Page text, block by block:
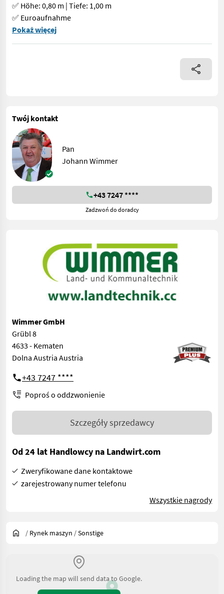
✅ Höhe: 0,80 m | Tiefe: 1,00 m
✅ Euroaufnahme
Robuste und leistungsstarke Hochkippschaufel – ideal für
Pokaż więcej
Twój kontakt
Pan
Johann Wimmer
+43 7247 ****
Zadzwoń do doradcy
Wimmer GmbH
Grübl 8
4633 - Kematen
Dolna Austria Austria
+43 7247 ****
Poproś o oddzwonienie
Szczegóły sprzedawcy
Od 24 lat Handlowcy na Landwirt.com
Zweryfikowane dane kontaktowe
zarejestrowany numer telefonu
Wszystkie nagrody
/ Rynek maszyn /Sonstige
Loading the map will send data to Google.